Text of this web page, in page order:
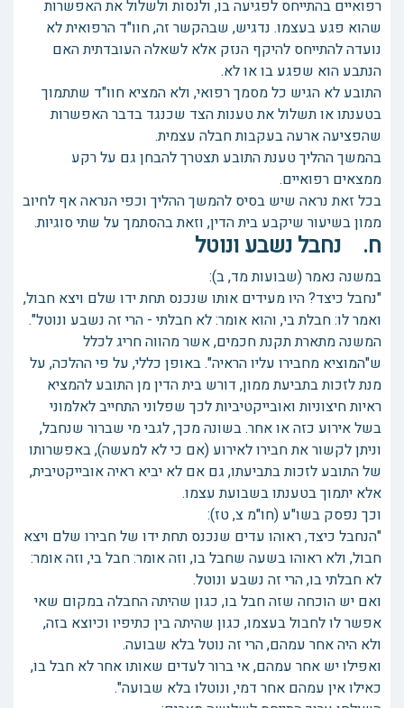
רפואיים בהתייחס לפגיעה בו, ולנסות ולשלול את האפשרות
שהוא פגע בעצמו. נדגיש, שבהקשר זה, חוו"ד הרפואית לא
נועדה להתייחס להיקף הנזק אלא לשאלה העובדתית האם
הנתבע הוא שפגע בו או לא.
התובע לא הגיש כל מסמך רפואי, ולא המציא חוו"ד שתתמוך
בטענתו או תשלול את טענות הצד שכנגד בדבר האפשרות
שהפציעה ארעה בעקבות חבלה עצמית.
בהמשך ההליך טענת התובע תצטרך להבחן גם על רקע
ממצאים רפואיים.
בכל זאת נראה שיש בסיס להמשך ההליך וכפי הנראה אף לחיוב
ממון בשיעור שיקבע בית הדין, וזאת בהסתמך על שתי סוגיות.
ח. נחבל נשבע ונוטל
במשנה נאמר (שבועות מד, ב):
"נחבל כיצד? היו מעידים אותו שנכנס תחת ידו שלם ויצא חבול,
ואמר לו: חבלת בי, והוא אומר: לא חבלתי - הרי זה נשבע ונוטל".
המשנה מתארת תקנת חכמים, אשר מהווה חריג לכלל
ש"המוציא מחבירו עליו הראיה". באופן כללי, על פי ההלכה, על
מנת לזכות בתביעת ממון, דורש בית הדין מן התובע להמציא
ראיות חיצוניות ואובייקטיביות לכך שפלוני התחייב לאלמוני
בשל אירוע כזה או אחר. בשונה מכך, לגבי מי שברור שנחבל,
וניתן לקשור את חבירו לאירוע (אם כי לא למעשה), באפשרותו
של התובע לזכות בתביעתו, גם אם לא יביא ראיה אובייקטיבית,
אלא יתמוך בטענתו בשבועת עצמו.
וכך נפסק בשו"ע (חו"מ צ, טז):
"הנחבל כיצד, ראוהו עדים שנכנס תחת ידו של חבירו שלם ויצא
חבול, ולא ראוהו בשעה שחבל בו, וזה אומר: חבל בי, וזה אומר:
לא חבלתי בו, הרי זה נשבע ונוטל.
ואם יש הוכחה שזה חבל בו, כגון שהיתה החבלה במקום שאי
אפשר לו לחבול בעצמו, כגון שהיתה בין כתיפיו וכיוצא בזה,
ולא היה אחר עמהם, הרי זה נוטל בלא שבועה.
ואפילו יש אחר עמהם, אי ברור לעדים שאותו אחר לא חבל בו,
כאילו אין עמהם אחר דמי, ונוטלו בלא שבועה".